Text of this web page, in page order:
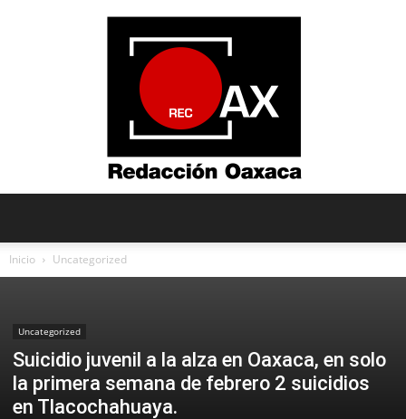
Inicio Uncategorized
Uncategorized
Suicidio juvenil a la alza en Oaxaca, en solo
la primera semana de febrero 2 suicidios
en Tlacochahuaya.